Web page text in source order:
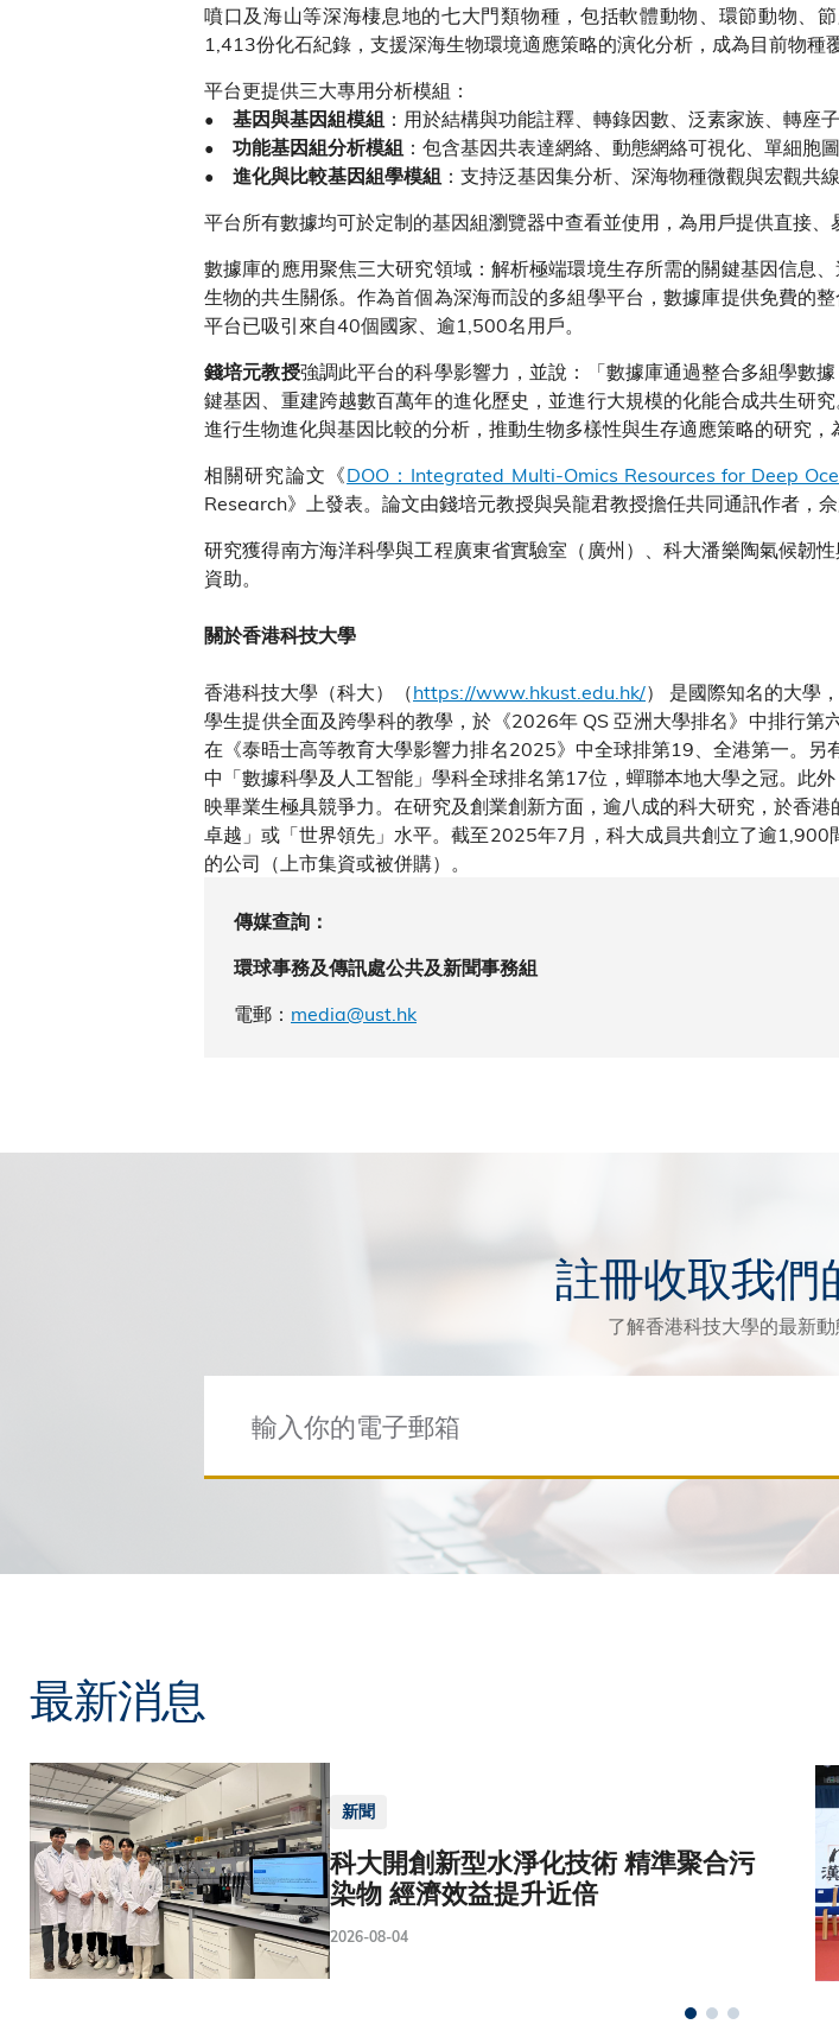
噴口及海山等深海棲息地的七大門類物種，包括軟體動物、環節動物、
1,413份化石紀錄，支援深海生物環境適應策略的演化分析，成為目前物種
平台更提供三大專用分析模組：
•
基因與基因組模組 ：用於結構與功能註釋、轉錄因數、泛素家族、轉座
• 功能基因組分析模組 ：包含基因共表達網絡、動態網絡可視化、單細胞
• 進化與比較基因組學模組 ：支持泛基因集分析、深海物種微觀與宏觀共
平台所有數據均可於定制的基因組瀏覽器中查看並使用，為用戶提供直接、
數據庫的應用聚焦三大研究領域：解析極端環境生存所需的關鍵基因信息
生物的共生關係。作為首個為深海而設的多組學平台，數據庫提供免費的
平台已吸引來自40個國家、逾1,500名用戶。
錢培元教授強調此平台的科學影響力，並說：「數據庫通過整合多組學數
鍵基因、重建跨越數百萬年的進化歷史，並進行大規模的化能合成共生研
進行生物進化與基因比較的分析，推動生物多樣性與生存適應策略的研究，
相關研究論文《DOO：Integrated Multi-Omics Resources for Deep
Research》上發表。論文由錢培元教授與吳龍君教授擔任共同通訊作者，佘
研究獲得南方海洋科學與工程廣東省實驗室（廣州）、科大潘樂陶氣候韌
資助。
關於香港科技大學
香港科技大學（科大）（https://www.hkust.edu.hk/） 是國際知名的大學
學生提供全面及跨學科的教學，於《2026年 QS 亞洲大學排名》中排行
在《泰晤士高等教育大學影響力排名2025》中全球排第19、全港第一。
中「數據科學及人工智能」學科全球排名第17位，蟬聯本地大學之冠。此
映畢業生極具競爭力。在研究及創業創新方面，逾八成的科大研究，於香
卓越」或「世界領先」水平。截至2025年7月，科大成員共創立了逾
的公司（上市集資或被併購）。
傳媒查詢：
環球事務及傳訊處公共及新聞事務組
電郵： media@ust.hk
註冊收取我們
了解香港科技大學的最新動
最新消息
新聞
科大開創新型水淨化技術 精準聚合污
染物 經濟效益提升近倍
2026-08-04